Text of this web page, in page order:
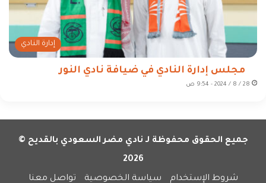
إدارة النادي
مجلس إدارة النادي في ضيافة نادي النور
28 / 8 / 2024 - 9:54 ص
جميع الحقوق محفوظة لـ نادي مضر السعودي بالقديح ©
2026
شروط الإستخدام
سياسة الخصوصية تواصل معنا